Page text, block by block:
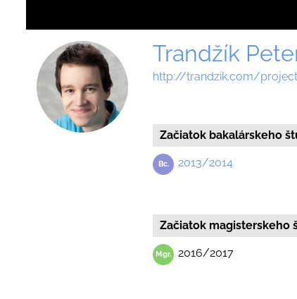
Trandžík
http://trandzik.com/
Začiatok bakalárskeho
2013/2014
Začiatok magisterskeho
2016/2017